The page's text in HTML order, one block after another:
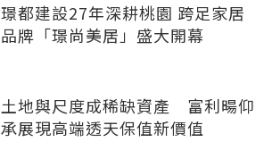
璟都建設27年深耕桃園 跨足家居
品牌「璟尚美居」盛大開幕
土地與尺度成稀缺資產 富利暘仰
承展現高端透天保值新價值